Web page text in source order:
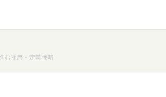
む採用・定着戦略